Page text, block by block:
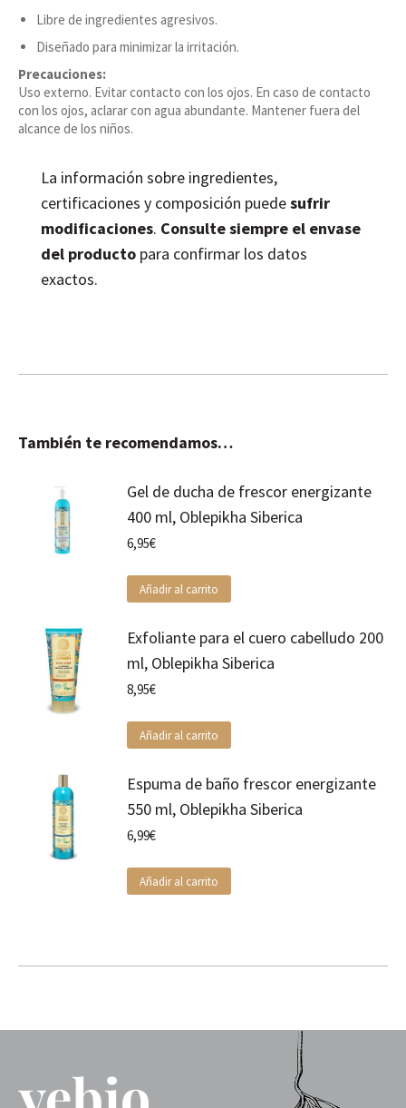
Libre de ingredientes agresivos.
Diseñado para minimizar la irritación.
Precauciones:
Uso externo. Evitar contacto con los ojos. En caso de contacto
con los ojos, aclarar con agua abundante. Mantener fuera del
alcance de los niños.
La información sobre ingredientes,
certificaciones y composición puedesufrir
modificaciones. Consulte siempre el envase
del producto para confirmar los datos
exactos.
También te recomendamos…
Gel de ducha de frescor energizante
400 ml, Oblepikha Siberica
6,95€
Añadir al carrito
Exfoliante para el cuero cabelludo 200
ml, Oblepikha Siberica
8,95€
Añadir al carrito
Espuma de baño frescor energizante
550 ml, Oblepikha Siberica
6,99€
Añadir al carrito